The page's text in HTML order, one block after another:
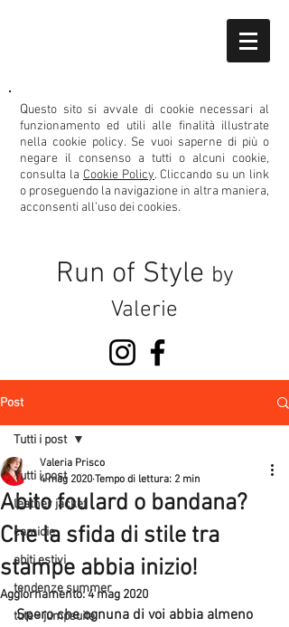
Questo sito si avvale di cookie necessari al
funzionamento ed utili alle finalità illustrate
nella cookie policy. Se vuoi saperne di più o
negare il consenso a tutti o alcuni cookie,
consulta la Cookie Policy. Cliccando su un link
o proseguendo la navigazione in altra maniera,
acconsenti all’uso dei cookies.
Run of Style by
Valerie
Post
Tutti i post
leather jacket
camicie
abiti estivi
tendenze summer
tute - jumpsuite
Tutti i post
Abito foulard o bandana?
Che la sfida di stile tra
stampe abbia inizio!
Valeria Prisco
4 mag 2020 Tempo di lettura: 2 min
Aggiornamento:4 mag 2020
Spero che ognuna di voi abbia almeno